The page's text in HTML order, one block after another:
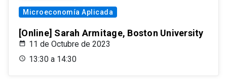
Microeconomía Aplicada
[Online] Sarah Armitage, Boston University
11 de Octubre de 2023
13:30 a 14:30